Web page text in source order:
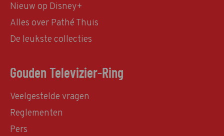
Nieuw op Disney+
Alles over Pathé Thuis
De leukste collecties
Gouden Televizier-Ring
Veelgestelde vragen
Reglementen
Pers